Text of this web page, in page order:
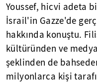
Youssef, hicvi adeta
İsrail'in Gazze'de
hakkında konuştu.
kültüründen ve
şeklinden de
milyonlarca kişi